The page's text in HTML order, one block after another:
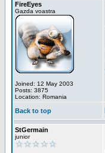
FireEyes
Gazda voastra
Joined: 12 May 2003
Posts: 3875
Location: Romania
Back to top
StGermain
junior